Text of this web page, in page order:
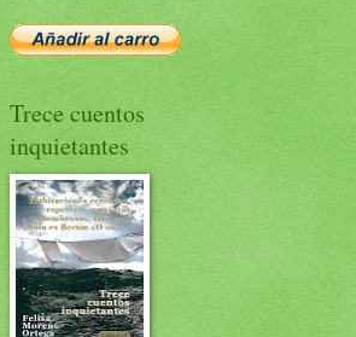
Trece cuentos
inquietantes